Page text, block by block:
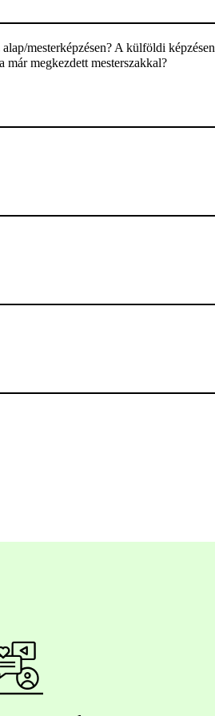
mesterképzésen? A külföldi képzésen
már megkezdett mesterszakkal?